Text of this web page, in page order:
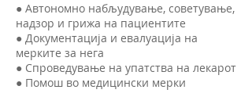
● Автономно набљудување, советување,
надзор и грижа на пациентите
● Документација и евалуација на
мерките за нега
● Спроведување на упатства на лекарот
● Помош во медицински мерки